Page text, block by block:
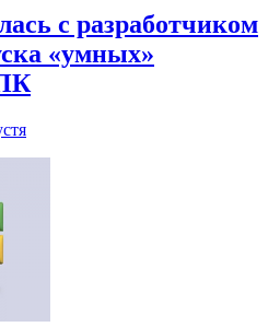
с разработчиком
«умных»